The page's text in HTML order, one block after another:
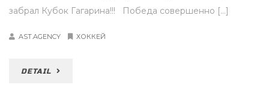
забрал Кубок Гагарина!!! Победа совершенно […]
AST.AGENCY ХОККЕЙ
DETAIL